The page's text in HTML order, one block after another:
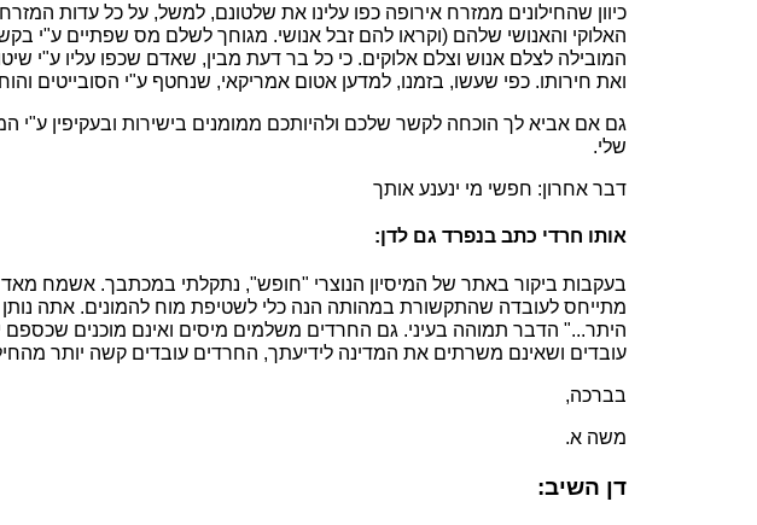
כיוון שהחילונים ממזרח אירופה כפו עלינו את שלטונם, למשל, על כל עדות
האלוקי והאנושי שלהם (וקראו להם זבל אנושי. מגוחך לשלם מס שפתיים ע"י
המובילה לצלם אנוש וצלם אלוקים. כי כל בר דעת מבין, שאדם שכפו עליו ע"י
ואת חירותו. כפי שעשו, בזמנו, למדען אטום אמריקאי, שנחטף ע"י הסובייטים
גם אם אביא לך הוכחה לקשר שלכם ולהיותכם ממומנים בישירות ובעקיפין ע"י
שלי.
דבר אחרון: חפשי מי ינענע אותך
אותו חרדי כתב בנפרד גם לדן:
בעקבות ביקור באתר של המיסיון הנוצרי "חופש", נתקלתי במכתבך. אשמח
מתייחס לעובדה שהתקשורת במהותה הנה כלי לשטיפת מוח להמונים. אתה נותן
היתר..." הדבר תמוהה בעיני. גם החרדים משלמים מיסים ואינם מוכנים
עובדים ושאינם משרתים את המדינה לידיעתך, החרדים עובדים קשה יותר
בברכה,
משה א.
דן השיב: